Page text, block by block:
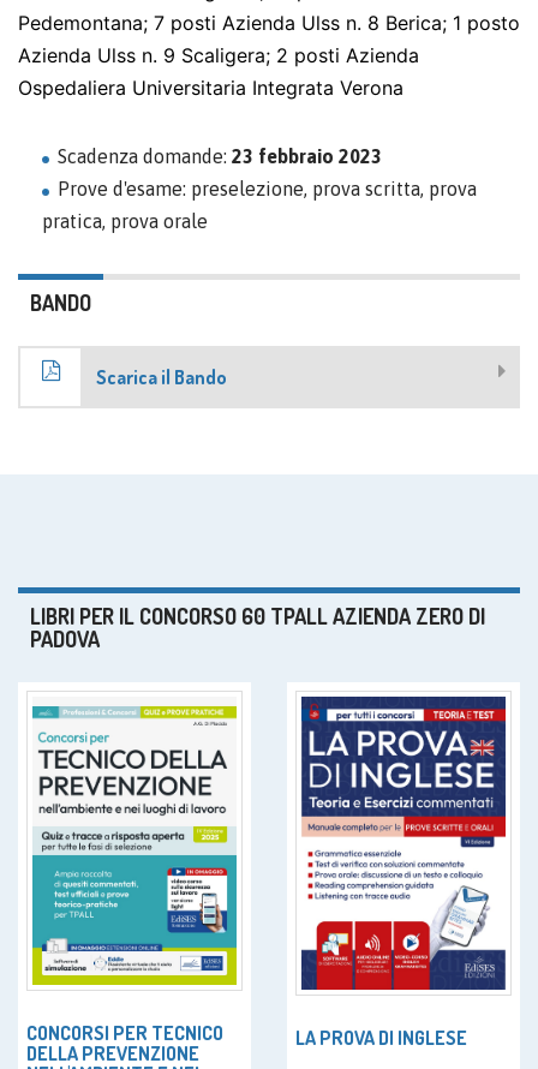
Pedemontana; 7 posti Azienda Ulss n. 8 Berica; 1 posto
Azienda Ulss n. 9 Scaligera; 2 posti Azienda
Ospedaliera Universitaria Integrata Verona
Scadenza domande: 23 febbraio 2023
Prove d'esame: preselezione, prova scritta, prova
pratica, prova orale
BANDO
Scarica il Bando
LIBRI PER IL CONCORSO 60 TPALL AZIENDA ZERO DI
PADOVA
CONCORSI PER TECNICO
DELLA PREVENZIONE
LA PROVA DI INGLESE